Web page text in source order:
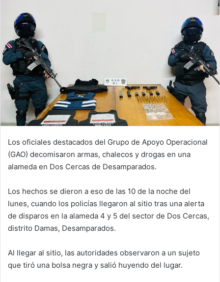
Los oficiales destacados del Grupo de Apoyo Operacional
(GAO) decomisaron armas, chalecos y drogas en una
alameda en Dos Cercas de Desamparados.
Los hechos se dieron a eso de las 10 de la noche del
lunes, cuando los policías llegaron al sitio tras una alerta
de disparos en la alameda 4 y 5 del sector de Dos Cercas,
distrito Damas, Desamparados.
Al llegar al sitio, las autoridades observaron a un sujeto
que tiró una bolsa negra y salió huyendo del lugar.